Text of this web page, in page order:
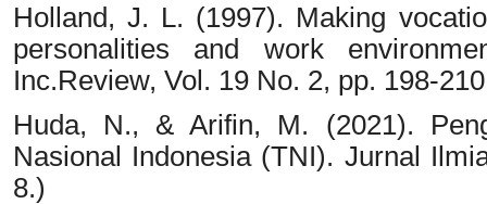
Holland, J. L. (1997). Making
personalities and work
Inc.Review, Vol. 19 No. 2, pp. 198-
Huda, N., & Arifin, M. (2021).
Nasional Indonesia (TNI). Jurnal
8.)